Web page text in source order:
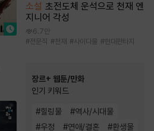
소설 초전도체 운석으로 천재 엔
지니어 각성
6.7만
#전문직 #천재 #사이다물 #현대판타지
장르+ 웹툰/만화
인기 키워드
#힐링물 #역사/시대물
#우정 #연애/결혼 #환생물